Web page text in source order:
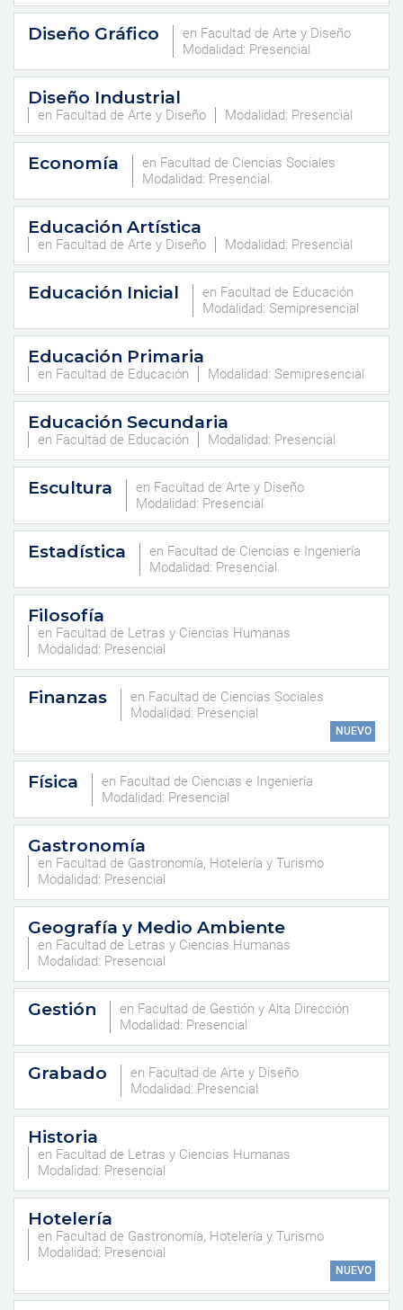
Diseño Gráfico
en Facultad de Arte y Diseño
Modalidad: Presencial
Diseño Industrial
en Facultad de Arte y Diseño Modalidad: Presencial
Economía
en Facultad de Ciencias Sociales
Modalidad: Presencial
Educación Artística
en Facultad de Arte y Diseño Modalidad: Presencial
Educación Inicial
en Facultad de Educación
Modalidad: Semipresencial
Educación Primaria
en Facultad de Educación Modalidad: Semipresencial
Educación Secundaria
en Facultad de Educación Modalidad: Presencial
Escultura
en Facultad de Arte y Diseño
Modalidad: Presencial
Estadística
en Facultad de Ciencias e Ingeniería
Modalidad: Presencial
Filosofía
en Facultad de Letras y Ciencias Humanas
Modalidad: Presencial
Finanzas
en Facultad de Ciencias Sociales
Modalidad: Presencial
NUEVO
Física
en Facultad de Ciencias e Ingeniería
Modalidad: Presencial
Gastronomía
en Facultad de Gastronomía, Hotelería y Turismo
Modalidad: Presencial
Geografía y Medio Ambiente
en Facultad de Letras y Ciencias Humanas
Modalidad: Presencial
Gestión
en Facultad de Gestión y Alta Dirección
Modalidad: Presencial
Grabado
en Facultad de Arte y Diseño
Modalidad: Presencial
Historia
en Facultad de Letras y Ciencias Humanas
Modalidad: Presencial
Hotelería
en Facultad de Gastronomía, Hotelería y Turismo
Modalidad: Presencial
NUEVO